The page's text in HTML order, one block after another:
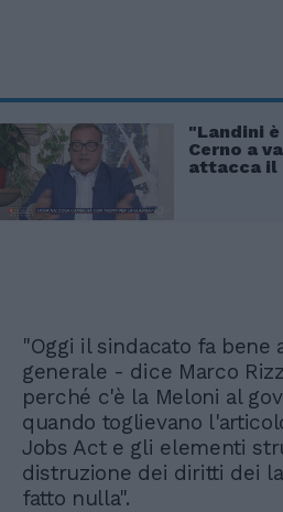
"Landini
Cerno a
attacca il
"Oggi il sindacato fa bene
generale - dice Marco
perché c'è la Meloni al
quando toglievano
Jobs Act e gli elementi
distruzione dei diritti dei
fatto nulla".